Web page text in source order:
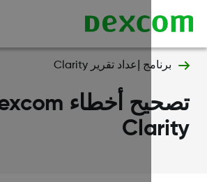
برنامج إعداد تقرير Clarity
تصحيح أخطاء Dexcom